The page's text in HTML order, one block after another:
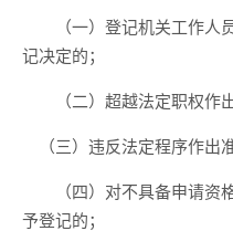
（一）登记机关工作人
记决定的；
（二）超越法定职权作出
（三）违反法定程序作出
（四）对不具备申请资
予登记的；